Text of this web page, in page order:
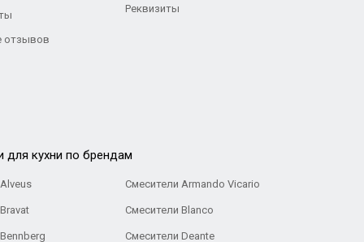
отзывов
Реквизиты
для кухни по брендам
Смесители Armando Vicario
Смесители Blanco
Смесители Deante